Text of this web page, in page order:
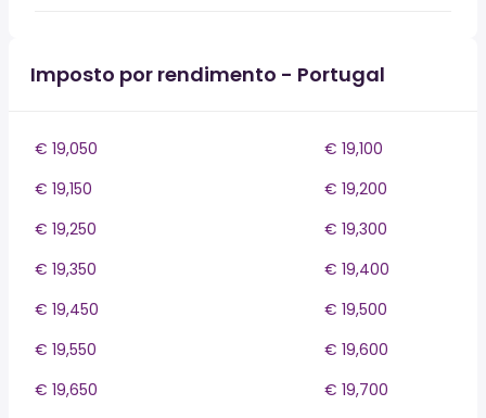
Imposto por rendimento - Portugal
€ 19,050
€ 19,100
€ 19,150
€ 19,200
€ 19,250
€ 19,300
€ 19,350
€ 19,400
€ 19,450
€ 19,500
€ 19,550
€ 19,600
€ 19,650
€ 19,700